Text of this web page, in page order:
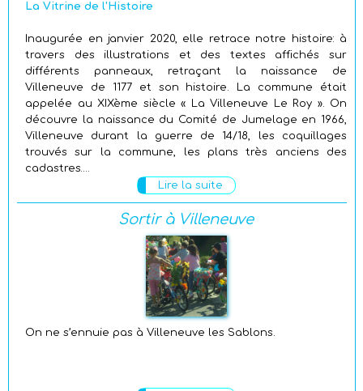
La Vitrine de l'Histoire
Inaugurée en janvier 2020, elle retrace notre histoire: à
travers des illustrations et des textes affichés sur
différents panneaux, retraçant la naissance de
Villeneuve de 1177 et son histoire. La commune était
appelée au XIXème siècle « La Villeneuve Le Roy ». On
découvre la naissance du Comité de Jumelage en 1966,
Villeneuve durant la guerre de 14/18, les coquillages
trouvés sur la commune, les plans très anciens des
cadastres….
Lire la suite
Sortir à Villeneuve
On ne s’ennuie pas à Villeneuve les Sablons.